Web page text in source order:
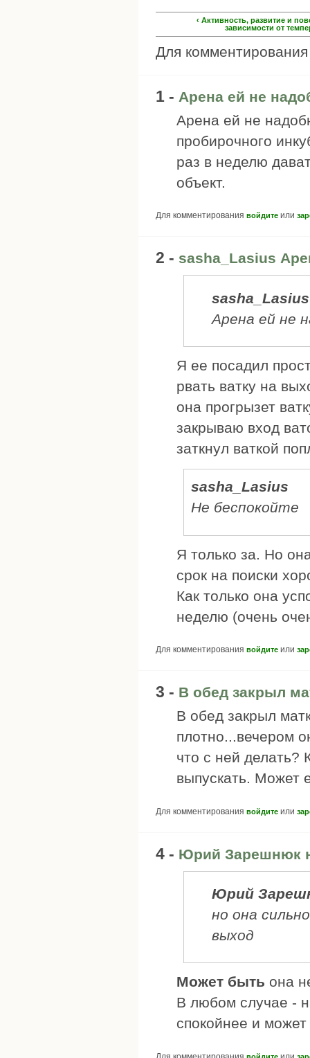
‹ Активность, развитие и
зависимости от
Для
1 - Арена ей не
Арена ей не
пробирочного
раз в неделю
объект.
Для комментирования войдите или
2 - sasha_Lasius
sasha_Lasius
Арена ей не
Я ее посадил
рвать ватку на
она прогрызет
закрываю вход
заткнул ваткой
sasha_Lasius
Не беспокойте
Я только за. Но
срок на поиски
Как только она
неделю (очень
Для комментирования войдите или
3 - В обед закрыл
В обед закрыл
плотно...вечером
что с ней делать?
выпускать. Может
Для комментирования войдите или
4 - Юрий Зарешнюк
Юрий
но она
выход
Может быть она
В любом случае -
спокойнее и